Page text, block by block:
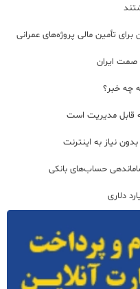
تأمین مالی پروژه‌های عمرانی
صمت ایران
چه خبر؟
قابل مدیریت است
نیاز به اینترنت
حساب‌های بانکی